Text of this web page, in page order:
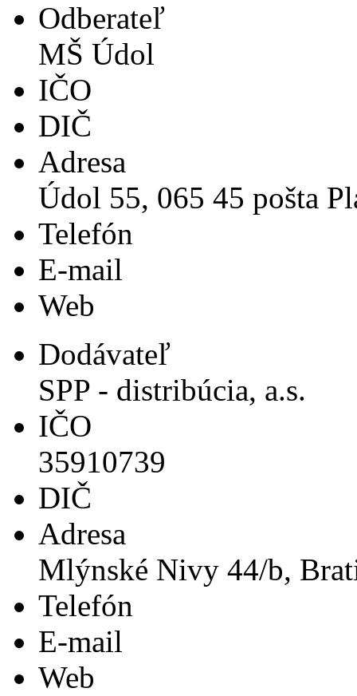
Odberateľ
MŠ Údol
IČO
DIČ
Adresa
Údol 55, 065 45 pošta
Telefón
E-mail
Web
Dodávateľ
SPP - distribúcia, a.s.
IČO
35910739
DIČ
Adresa
Mlýnské Nivy 44/b,
Telefón
E-mail
Web